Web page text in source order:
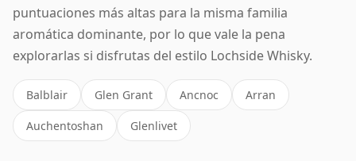
puntuaciones más altas para la misma familia
aromática dominante, por lo que vale la pena
explorarlas si disfrutas del estilo Lochside Whisky.
Balblair Glen Grant Ancnoc Arran
Auchentoshan Glenlivet